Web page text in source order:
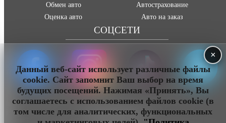
×
Данный веб-сайт использует различные файлы
cookie. Сайт запомнит Ваш выбор на время
будущих посещений. Нажимая «Принять», Вы
соглашаетесь с использованием файлов cookie (в
том числе для аналитических, функциональных
Обмен авто
Оценка авто
Автострахование
Авто на заказ
СОЦСЕТИ
info@sauto.md